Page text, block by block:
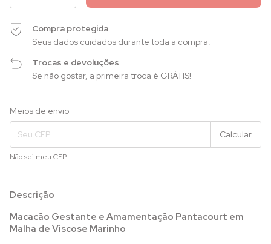
Compra protegida
Seus dados cuidados durante toda a compra.
Trocas e devoluções
Se não gostar, a primeira troca é GRÁTIS!
Entregas para o CEP:
Meios de envio
Calcular
Não sei meu CEP
Descrição
Macacão Gestante e Amamentação Pantacourt em
Malha de Viscose Marinho